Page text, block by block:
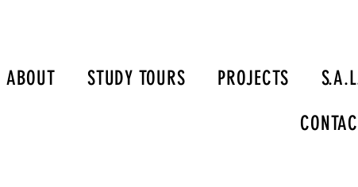
ABOUT STUDY TOURS PROJECTS